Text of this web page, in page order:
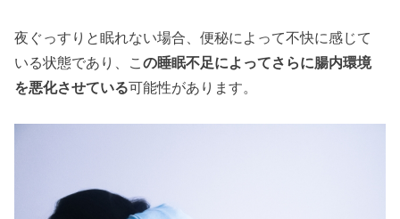
夜ぐっすりと眠れない場合、便秘によって不快に感じて
いる状態であり、この睡眠不足によってさらに腸内環境
を悪化させている可能性があります。